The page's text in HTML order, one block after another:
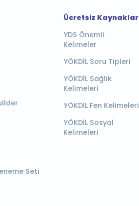
Seti
Ücretsiz Kaynaklar
YDS Önemli
Kelimeler
YÖKDİL Soru Tipleri
YÖKDİL Sağlık
Kelimeleri
YÖKDİL Fen Kelimeleri
YÖKDİL Sosyal
Kelimeleri